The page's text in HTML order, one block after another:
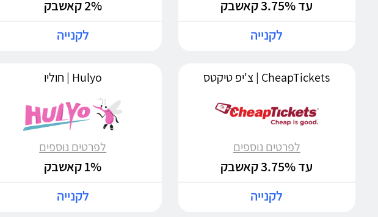
עד 3.75% קאשבק
לקנייה
2% קאשבק
לקנייה
CheapTickets | צ'יפ טיקטס
לפרטים נוספים
עד 3.75% קאשבק
לקנייה
Hulyo | חוליו
לפרטים נוספים
1% קאשבק
לקנייה